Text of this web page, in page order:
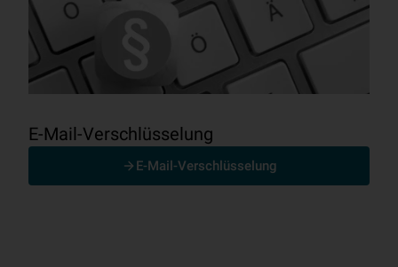
E-Mail-Verschlüsselung
E-Mail-Verschlüsselung